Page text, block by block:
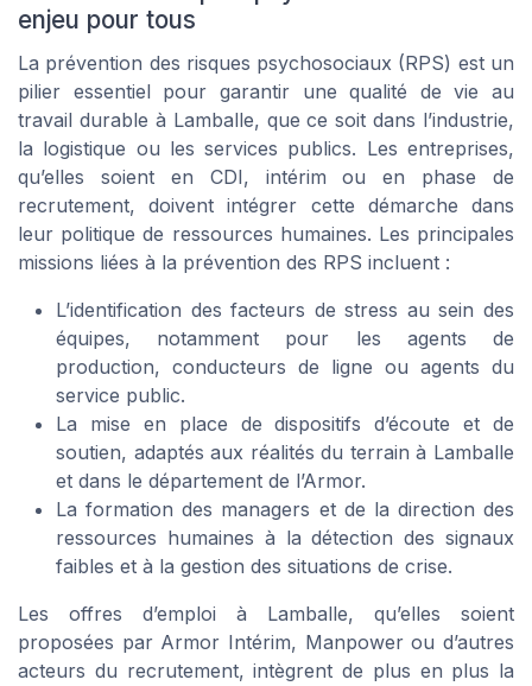
enjeu pour tous
La prévention des risques psychosociaux (RPS) est un
pilier essentiel pour garantir une qualité de vie au
travail durable à Lamballe, que ce soit dans l’industrie,
la logistique ou les services publics. Les entreprises,
qu’elles soient en CDI, intérim ou en phase de
recrutement, doivent intégrer cette démarche dans
leur politique de ressources humaines. Les principales
missions liées à la prévention des RPS incluent :
L’identification des facteurs de stress au sein des
équipes, notamment pour les agents de
production, conducteurs de ligne ou agents du
service public.
La mise en place de dispositifs d’écoute et de
soutien, adaptés aux réalités du terrain à Lamballe
et dans le département de l’Armor.
La formation des managers et de la direction des
ressources humaines à la détection des signaux
faibles et à la gestion des situations de crise.
Les offres d’emploi à Lamballe, qu’elles soient
proposées par Armor Intérim, Manpower ou d’autres
acteurs du recrutement, intègrent de plus en plus la